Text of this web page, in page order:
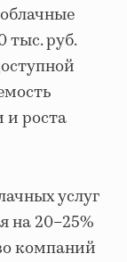
тыс. руб.
и роста
услуг
на 20–25%
компаний